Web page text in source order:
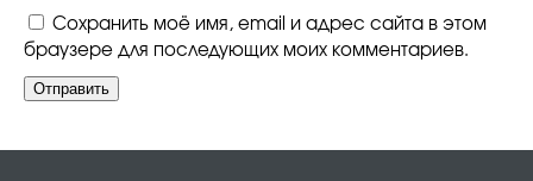
c
a
l
a
e
Сохранить моё имя, email и адрес сайта в этом
браузере для последующих моих комментариев.